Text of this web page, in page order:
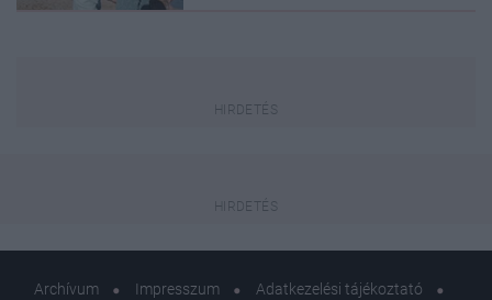
Archívum Impresszum
Adatkezelési tájékoztató